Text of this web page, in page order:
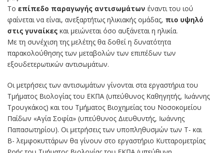
Το επίπεδο παραγωγής αντισωμάτων έναντι του ιού
φαίνεται να είναι, ανεξαρτήτως ηλικιακής ομάδας, πιο υψηλό
στις γυναίκες και μειώνεται όσο αυξάνεται η ηλικία.
Με τη συνέχιση της μελέτης θα δοθεί η δυνατότητα
παρακολούθησης των μεταβολών των επιπέδων των
εξουδετερωτικών αντισωμάτων.
Οι μετρήσεις των αντισωμάτων γίνονται στα εργαστήρια του
Τμήματος Βιολογίας του ΕΚΠΑ (υπεύθυνος Καθηγητής, Ιωάννης
Τρουγκάκος) και του Τμήματος Βιοχημείας του Νοσοκομείου
Παίδων «Αγία Σοφία» (υπεύθυνος Διευθυντής, Ιωάννης
Παπασωτηρίου). Οι μετρήσεις των υποπληθυσμών των Τ- και
Β- λεμφοκυττάρων θα γίνουν στο εργαστήριο Κυτταρομετρίας